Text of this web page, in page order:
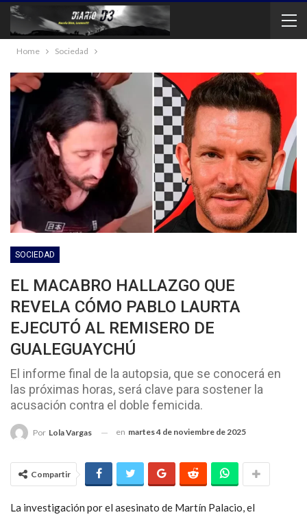
Home Sociedad
SOCIEDAD
EL MACABRO HALLAZGO QUE
REVELA CÓMO PABLO LAURTA
EJECUTÓ AL REMISERO DE
GUALEGUAYCHÚ
El informe final de la autopsia, que se conocerá en
las próximas horas, será clave para sostener la
acusación contra el doble femicida.
Por Lola Vargas en martes 4 de noviembre de 2025
Compartir
La investigación por el asesinato de Martín Palacio, el